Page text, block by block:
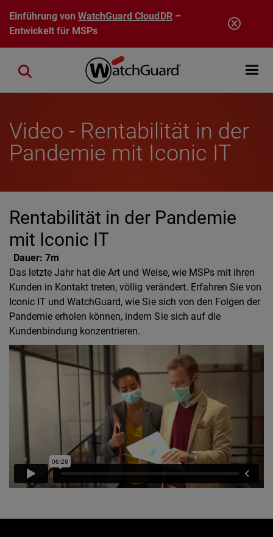
Direkt zum Inhalt
Einführung vonWatchGuard CloudDR–
Entwickelt für MSPs
Open
Close search
Video - Rentabilität in der
Pandemie mit Iconic IT
Rentabilität in der Pandemie
mit Iconic IT
Dauer: 7m
Das letzte Jahr hat die Art und Weise, wie MSPs mit ihren
Kunden in Kontakt treten, völlig verändert. Erfahren Sie von
Iconic IT und WatchGuard, wie Sie sich von den Folgen der
Pandemie erholen können, indem Sie sich auf die
Kundenbindung konzentrieren.